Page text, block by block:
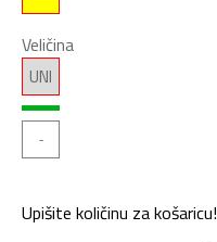
Veličina
UNI
Upišite količinu za košaricu!